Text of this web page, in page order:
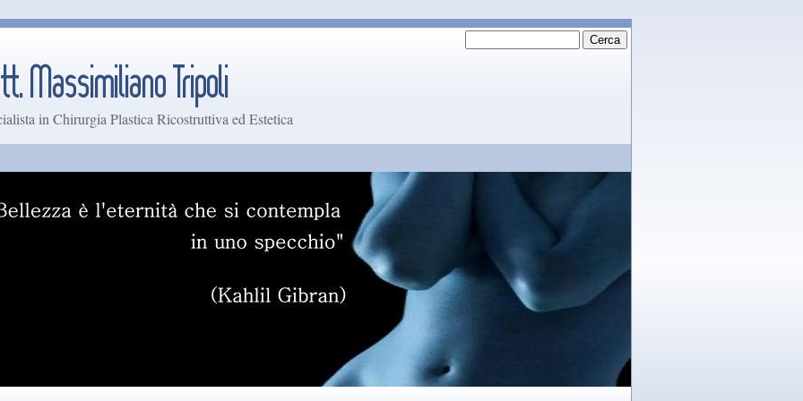
in Chirurgia Plastica Ricostruttiva ed Estetica